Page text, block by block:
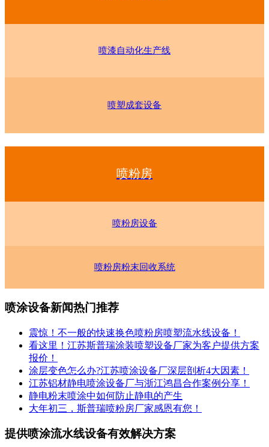
喷漆自动化生产线
喷塑成套设备
喷粉房
喷粉房设备
喷粉房粉末回收系统
喷涂设备新闻热门推荐
震惊！不一般的快速换色喷粉房喷塑流水线设备！
看这里！江苏斯普瑞涂装喷塑设备厂家为客户提供方案
报价！
涂层变色怎么办?江苏喷涂设备厂深层剖析4大因素！
江苏铝材静电喷涂设备厂与浙江鸿昌合作案例分享！
静电粉末喷涂中如何防止静电的产生
大年初三，斯普瑞喷粉房厂家感恩有您！
提供喷涂流水线设备有效解决方案